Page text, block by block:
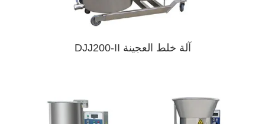
آلة خلط العجينة DJJ200-II